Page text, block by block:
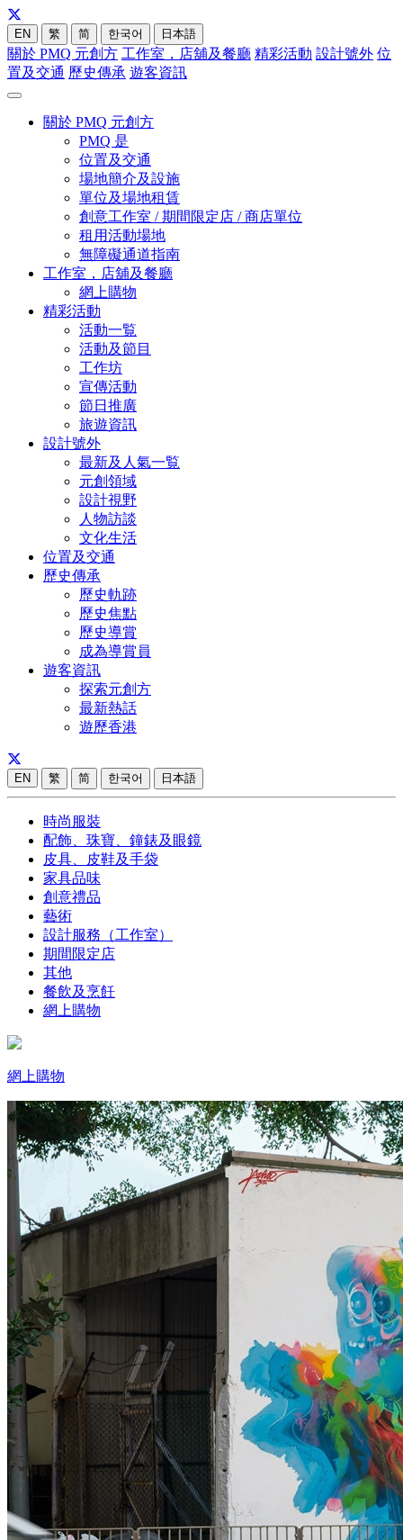
EN 繁 简 한국어 日本語
關於 PMQ 元創方 工作室，店舖及餐廳 精彩活動 設計號外 位
置及交通 歷史傳承 遊客資訊
關於 PMQ 元創方
PMQ 是
位置及交通
場地簡介及設施
單位及場地租賃
創意工作室 / 期間限定店 / 商店單位
租用活動場地
無障礙通道指南
工作室，店舖及餐廳
網上購物
精彩活動
活動一覧
活動及節目
工作坊
宣傳活動
節日推廣
旅遊資訊
設計號外
最新及人氣一覧
元創領域
設計視野
人物訪談
文化生活
位置及交通
歷史傳承
歷史軌跡
歷史焦點
歷史導賞
成為導賞員
遊客資訊
探索元創方
最新熱話
遊歷香港
EN 繁 简 한국어 日本語
時尚服裝
配飾、珠寶、鐘錶及眼鏡
皮具、皮鞋及手袋
家具品味
創意禮品
藝術
設計服務（工作室）
期間限定店
其他
餐飲及烹飪
網上購物
網上購物